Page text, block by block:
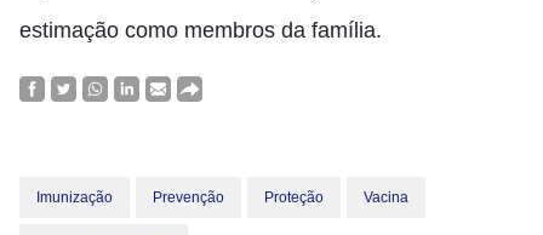
estimação como membros da família.
Imunização Prevenção Proteção Vacina